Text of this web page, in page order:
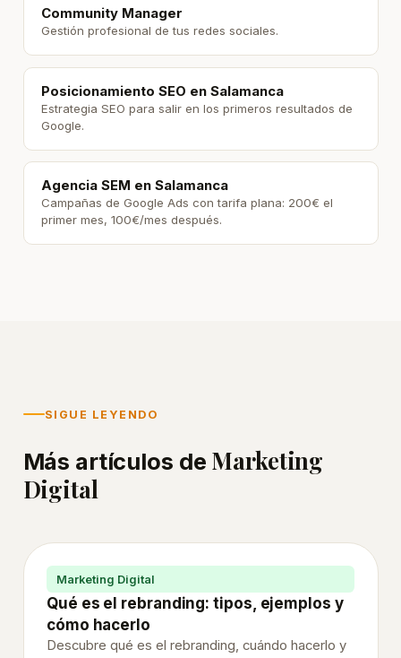
Community Manager
Gestión profesional de tus redes sociales.
Posicionamiento SEO en Salamanca
Estrategia SEO para salir en los primeros resultados de
Google.
Agencia SEM en Salamanca
Campañas de Google Ads con tarifa plana: 200€ el
primer mes, 100€/mes después.
qué
el
email
sigue
siendo
canal
SIGUE LEYENDO
Más artículos de Marketing
Digital
Marketing Digital
Qué es el rebranding: tipos, ejemplos y
cómo hacerlo
Descubre qué es el rebranding, cuándo hacerlo y